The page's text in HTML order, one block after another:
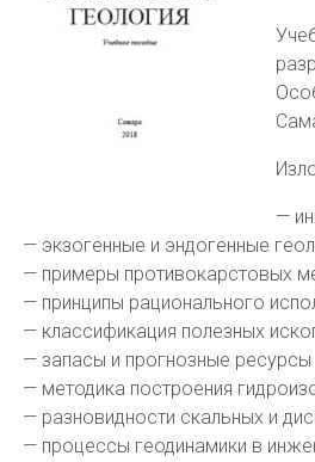
—
— экзогенные и эндогенные
— примеры противокарстовых
— принципы рационального
— классификация полезных
— запасы и прогнозные ресурсы
— методика построения
— разновидности скальных и
— процессы геодинамики в